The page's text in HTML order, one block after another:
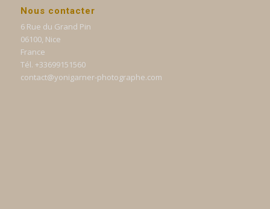
Nous contacter
6 Rue du Grand Pin
06100, Nice
France
Tél. +33699151560
contact@yonigarner-photographe.com